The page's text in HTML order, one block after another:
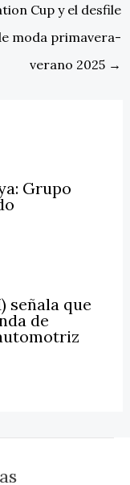
Cup y el desfile
moda primavera-
verano 2025 →
Grupo
señala que
de